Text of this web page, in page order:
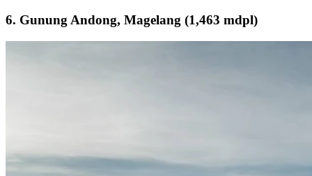
6. Gunung Andong, Magelang (1,463 mdpl)